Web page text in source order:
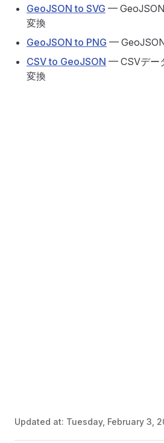
GeoJSON to SVG —
変換
GeoJSON to PNG —
CSV to GeoJSON — CSVデー
変換
Updated at: Tuesday, February 3,